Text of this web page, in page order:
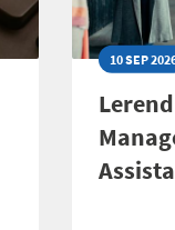
10 SEP